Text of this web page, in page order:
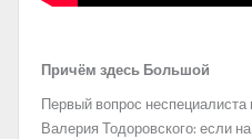
Причём здесь Большой
Первый вопрос
Валерия Тодоровского: если